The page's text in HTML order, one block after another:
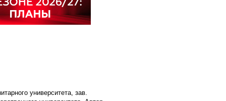
университета, зав.